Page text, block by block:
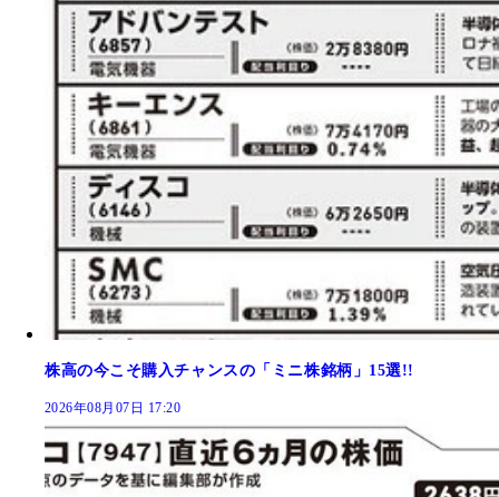
株高の今こそ購入チャンスの「ミニ株銘柄」15選!!
2026年08月07日 17:20